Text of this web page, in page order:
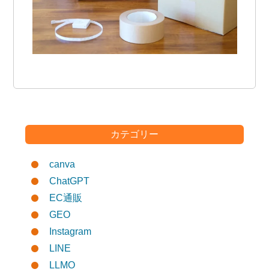
カテゴリー
canva
ChatGPT
EC通販
GEO
Instagram
LINE
LLMO